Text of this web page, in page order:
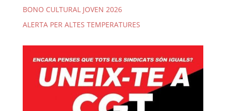
BONO CULTURAL JOVEN 2026
ALERTA PER ALTES TEMPERATURES